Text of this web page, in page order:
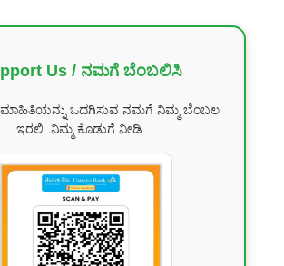
Us / ನಮಗೆ ಬೆಂಬಲಿಸಿ
ಒದಗಿಸುವ ನಮಗೆ ನಿಮ್ಮ ಬೆಂಬಲ
ಇರಲಿ. ನಿಮ್ಮ ಕೊಡುಗೆ ನೀಡಿ.